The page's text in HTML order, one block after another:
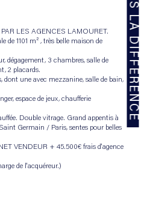
BIEN VENDU PAR LES AGENCES LAMOURET.
de 1101 m² , très belle maison de
dégagement, 3 chambres, salle de
2 placards.
dont une avec mezzanine, salle de bain,
espace de jeux, chaufferie
Double vitrage. Grand appentis à
Germain / Paris, sentes pour belles
VENDEUR + 45.500€ frais d'agence